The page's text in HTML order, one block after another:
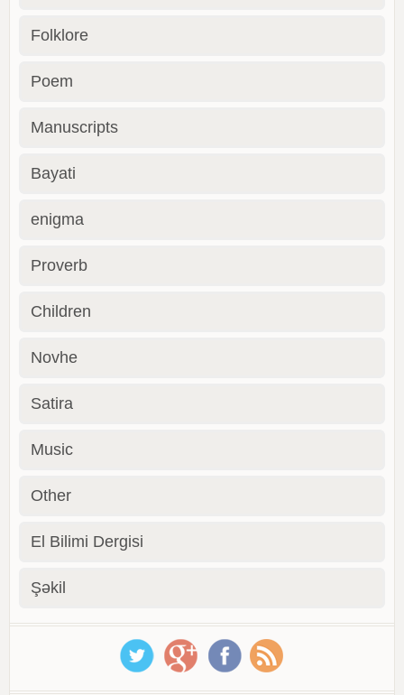
Folklore
Poem
Manuscripts
Bayati
enigma
Proverb
Children
Novhe
Satira
Music
Other
El Bilimi Dergisi
Şəkil